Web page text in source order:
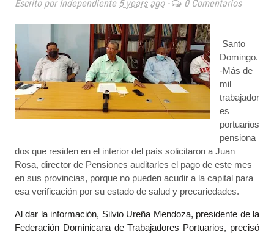
Escrito por Independiente 5 years ago- 0 Comentarios
Santo
Domingo.
-Más de
mil
trabajador
es
portuarios
pensiona
dos que residen en el interior del país solicitaron a Juan
Rosa, director de Pensiones auditarles el pago de este mes
en sus provincias, porque no pueden acudir a la capital para
esa verificación por su estado de salud y precariedades.
Al dar la información, Silvio Ureña Mendoza, presidente de la
Federación Dominicana de Trabajadores Portuarios, precisó